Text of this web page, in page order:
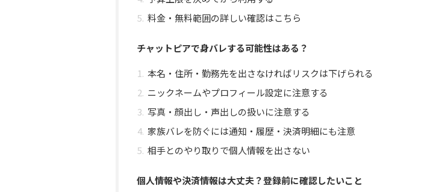
料金・無料範囲の詳しい確認はこちら
チャットピアで身バレする可能性はある？
本名・住所・勤務先を出さなければリスクは下げられる
ニックネームやプロフィール設定に注意する
写真・顔出し・声出しの扱いに注意する
家族バレを防ぐには通知・履歴・決済明細にも注意
相手とのやり取りで個人情報を出さない
個人情報や決済情報は大丈夫？登録前に確認したいこと